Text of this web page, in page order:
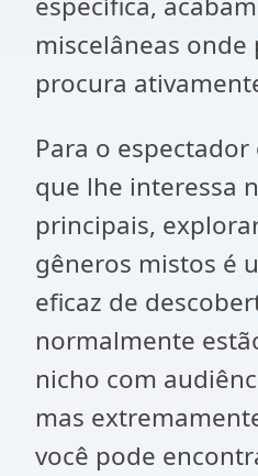
miscelâneas onde
procura
Para o
que lhe interessa
principais,
gêneros mistos é
eficaz de
normalmente
nicho com
mas
você pode